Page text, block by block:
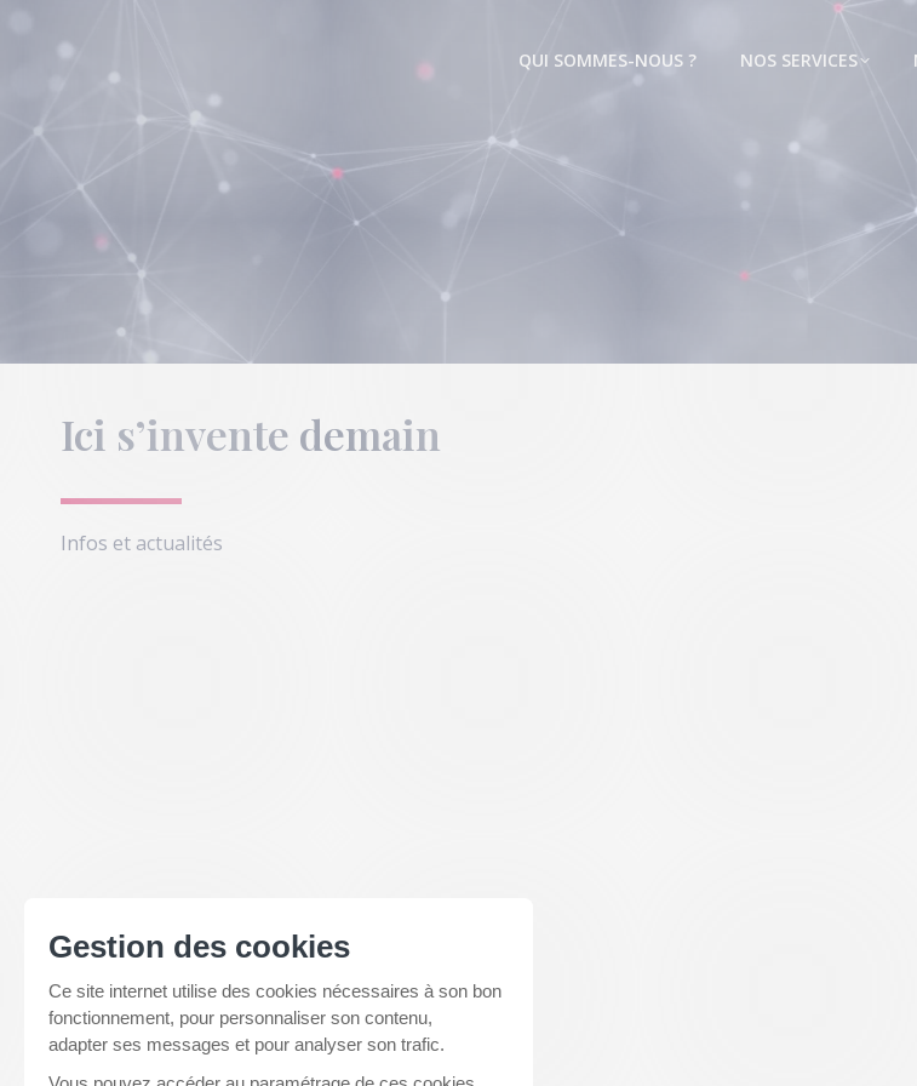
QUI SOMMES-NOUS ? NOS SERVICES
Vous êtes ici :
Ici s’invente demain
Infos et actualités
du contexte géopolitique actuel, et
en particulier, du conflit en Ukraine,
qui constitue un évènement
rarissime, dont on ne peut pas, à…
Lire la suite
Gestion des cookies
Ce site internet utilise des cookies nécessaires à son bon
fonctionnement, pour personnaliser son contenu,
adapter ses messages et pour analyser son trafic.